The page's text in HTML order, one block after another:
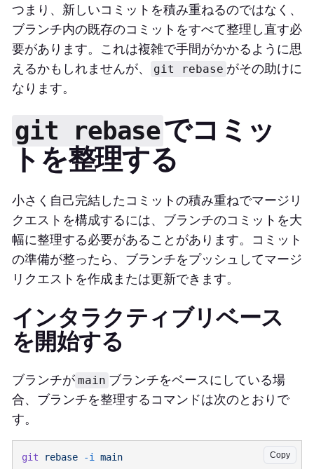
つまり、新しいコミットを積み重ねるのではなく、
ブランチ内の既存のコミットをすべて整理し直す必
要があります。これは複雑で手間がかかるように思
えるかもしれませんが、
git rebase がその助けに
なります。
git rebaseでコミッ
トを整理する
小さく自己完結したコミットの積み重ねでマージリ
クエストを構成するには、ブランチのコミットを大
幅に整理する必要があることがあります。コミット
の準備が整ったら、ブランチをプッシュしてマージ
リクエストを作成または更新できます。
インタラクティブリベース
を開始する
ブランチが main ブランチをベースにしている場
合、ブランチを整理するコマンドは次のとおりで
す。
Copy
git rebase -i